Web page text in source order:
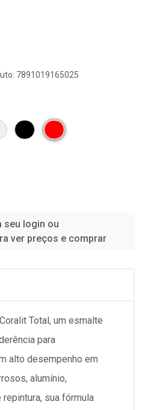
7891019165025
seu login ou
ver preços e comprar
Total, um esmalte
para
alto desempenho em
alumínio,
sua fórmula